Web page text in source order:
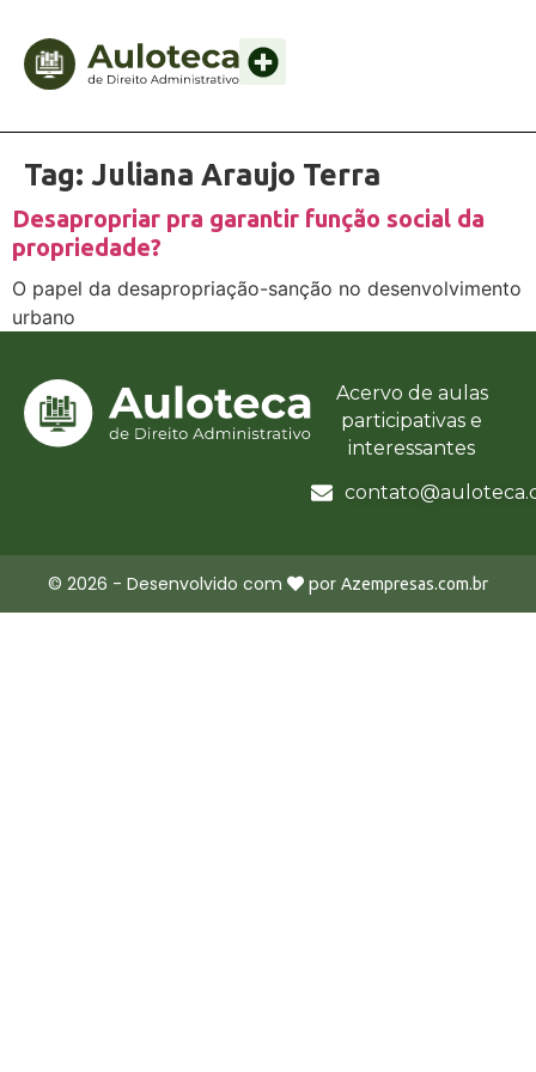
Tag: Juliana Araujo Terra
Desapropriar pra garantir função social da
propriedade?
O papel da desapropriação-sanção no desenvolvimento
urbano
Acervo de aulas
participativas e
interessantes
© 2026 - Desenvolvido com por Azempresas.com.br